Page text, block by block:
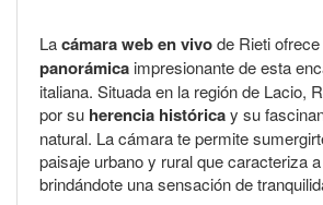
Lacámara web en vivode Rieti
panorámica impresionante de esta
italiana. Situada en la región de Lacio,
por su herencia históricay su
natural. La cámara te permite
paisaje urbano y rural que caracteriza
brindándote una sensación de